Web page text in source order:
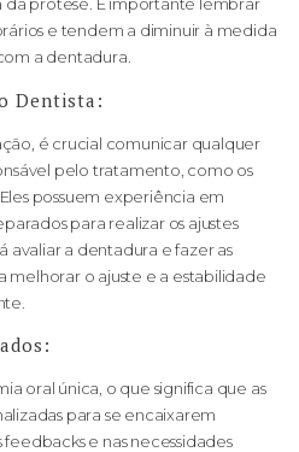
da prótese. É importante lembrar
e tendem a diminuir à medida
a dentadura.
Dentista:
é crucial comunicar qualquer
pelo tratamento, como os
possuem experiência em
para realizar os ajustes
avaliar a dentadura e fazer as
melhorar o ajuste e a estabilidade
oral única, o que significa que as
para se encaixarem
e nas necessidades